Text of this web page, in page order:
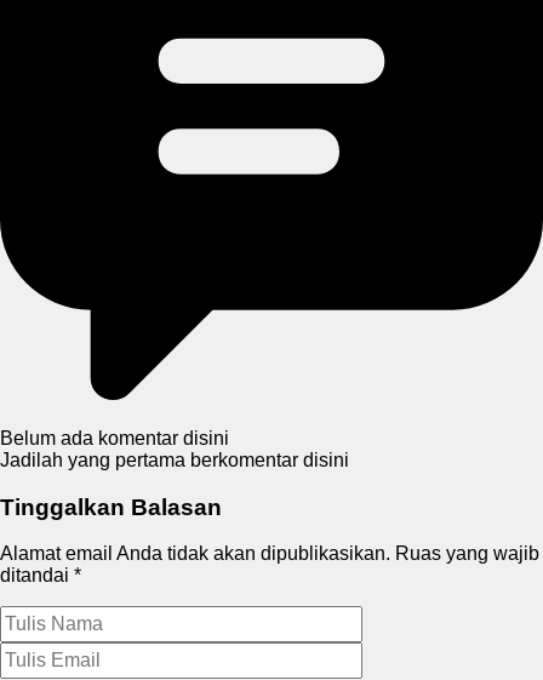
Belum ada komentar disini
Jadilah yang pertama berkomentar disini
Tinggalkan Balasan
Alamat email Anda tidak akan dipublikasikan. Ruas yang wajib
ditandai *